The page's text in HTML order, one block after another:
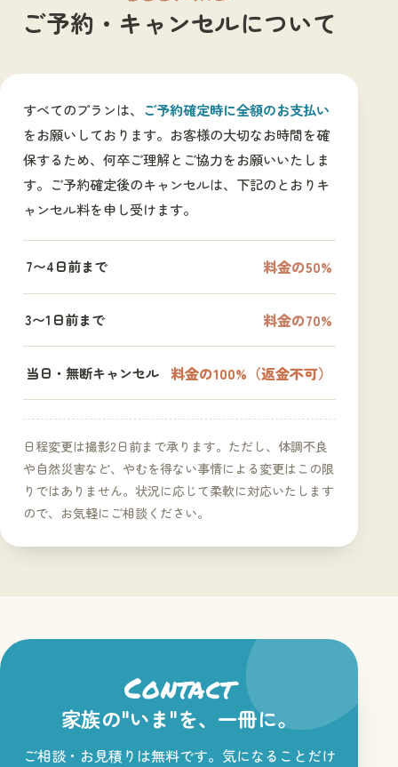
ご予約・キャンセルについて
すべてのプランは、 ご予約確定時に全額のお支払い
をお願いしております。お客様の大切なお時間を確
保するため、何卒ご理解とご協力をお願いいたしま
す。ご予約確定後のキャンセルは、下記のとおりキ
ャンセル料を申し受けます。
7〜4日前まで 料金の50%
3〜1日前まで 料金の70%
当日・無断キャンセル 料金の100%（返金不可）
日程変更は撮影2日前まで承ります。ただし、体調不良
や自然災害など、やむを得ない事情による変更はこの限
りではありません。状況に応じて柔軟に対応いたします
ので、お気軽にご相談ください。
Contact
家族の"いま"を、一冊に。
ご相談・お見積りは無料です。気になることだけ